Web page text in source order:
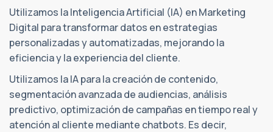
Utilizamos la Inteligencia Artificial (IA) en Marketing
Digital para transformar datos en estrategias
personalizadas y automatizadas, mejorando la
eficiencia y la experiencia del cliente.
Utilizamos la IA para la creación de contenido,
segmentación avanzada de audiencias, análisis
predictivo, optimización de campañas en tiempo real y
atención al cliente mediante chatbots. Es decir,